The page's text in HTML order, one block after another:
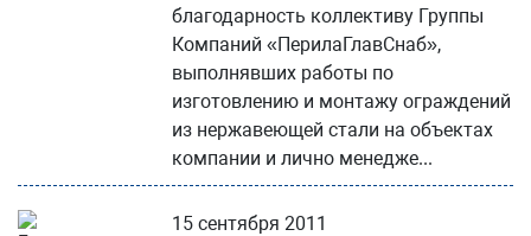
благодарность коллективу Группы
Компаний «ПерилаГлавСнаб»,
выполнявших работы по
изготовлению и монтажу ограждений
из нержавеющей стали на объектах
компании и лично менедже...
15 сентября 2011